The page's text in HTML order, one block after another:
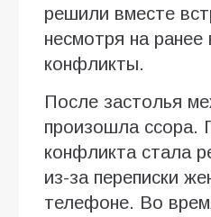
решили вместе
несмотря на ранее
конфликты.
После застолья
произошла ссора.
конфликта стала
из-за переписки
телефоне. Во